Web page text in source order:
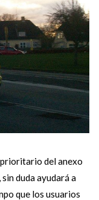
del anexo
duda ayudará a
que los usuarios